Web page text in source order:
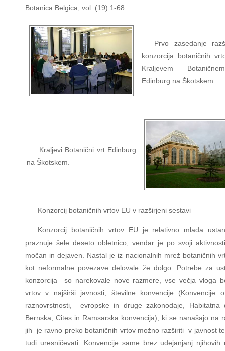
Botanica Belgica, vol. (19) 1-68.
Prvo zasedanje
konzorcija botaničnih
Kraljevem
Edinburg na Škotskem.
Kraljevi Botanični vrt Edinburg
na Škotskem.
Konzorcij botaničnih vrtov EU v razširjeni sestavi
Konzorcij botaničnih vrtov EU je relativno mlada
praznuje šele deseto obletnico, vendar je po svoji
močan in dejaven. Nastal je iz nacionalnih mrež botaničnih
kot neformalne povezave delovale že dolgo. Potrebe za
konzorcija so narekovale nove razmere, vse večja vloga
vrtov v najširši javnosti, številne konvencije (Konvencije
raznovrstnosti, evropske in druge zakonodaje, Habitatna
Bernska, Cites in Ramsarska konvencija), ki se nanašajo na
jih je ravno preko botaničnih vrtov možno razširiti v javnost
tudi uresničevati. Konvencije same brez udejanjanj njihovih